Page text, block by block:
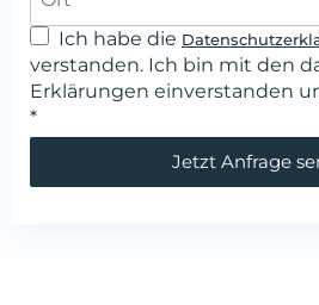
Ich habe die
verstanden. Ich bin mit den
Erklärungen einverstanden
*
Jetzt Anfrage